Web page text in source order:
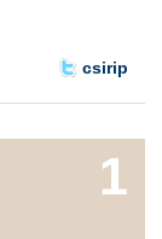
csirip
1